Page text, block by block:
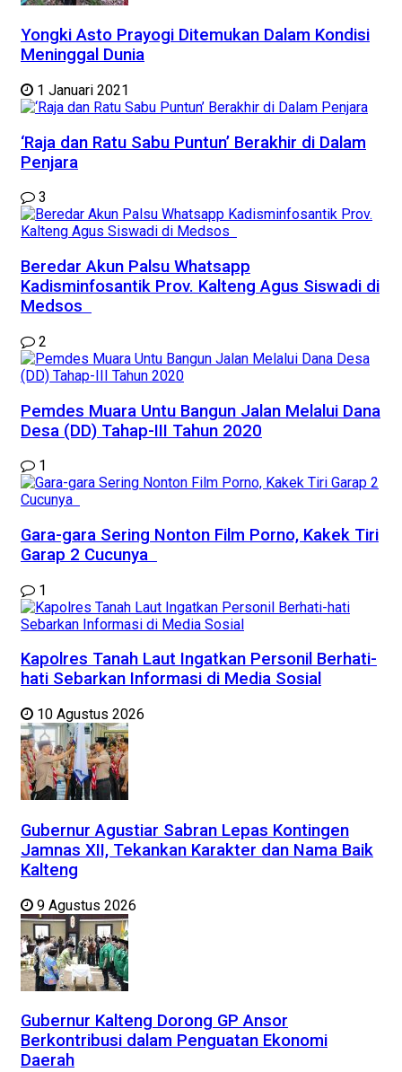
Yongki Asto Prayogi Ditemukan Dalam Kondisi
Meninggal Dunia
1 Januari 2021
‘Raja dan Ratu Sabu Puntun’ Berakhir di Dalam
Penjara
3
Beredar Akun Palsu Whatsapp
Kadisminfosantik Prov. Kalteng Agus Siswadi di
Medsos
2
Pemdes Muara Untu Bangun Jalan Melalui Dana
Desa (DD) Tahap-III Tahun 2020
1
Gara-gara Sering Nonton Film Porno, Kakek Tiri
Garap 2 Cucunya
1
Kapolres Tanah Laut Ingatkan Personil Berhati-
hati Sebarkan Informasi di Media Sosial
10 Agustus 2026
Gubernur Agustiar Sabran Lepas Kontingen
Jamnas XII, Tekankan Karakter dan Nama Baik
Kalteng
9 Agustus 2026
Gubernur Kalteng Dorong GP Ansor
Berkontribusi dalam Penguatan Ekonomi
Daerah